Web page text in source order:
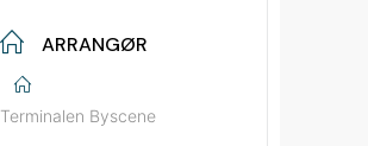
ARRANGØR
Terminalen Byscene